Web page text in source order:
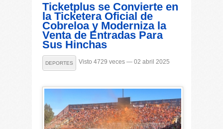
Ticketplus se Convierte en
la Ticketera Oficial de
Cobreloa y Moderniza la
Venta de Entradas Para
Sus Hinchas
DEPORTES Visto 4729 veces — 02 abril 2025